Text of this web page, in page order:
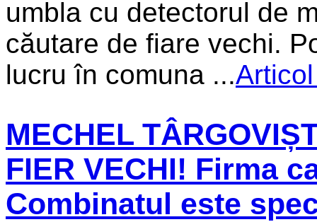
umbla cu detectorul de
căutare de fiare vechi.
lucru în comuna ...
MECHEL
FIER VECHI! Firma
Combinatul este